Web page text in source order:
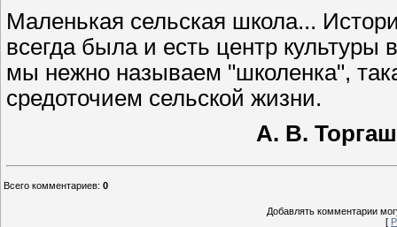
Маленькая сельская школа...
всегда была и есть центр
мы нежно называем "школенка",
средоточием сельской жизни.
А. В.
Всего комментариев: 0
Добавлять комментарии
[